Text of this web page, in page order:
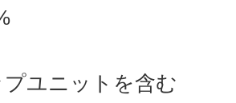
ユニットを含む